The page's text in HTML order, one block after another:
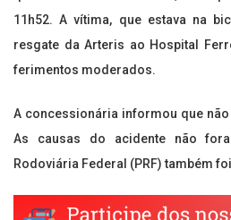
11h52. A vítima, que estava na
resgate da Arteris ao Hospital
ferimentos moderados.
A concessionária informou que
As causas do acidente não
Rodoviária Federal (PRF) também